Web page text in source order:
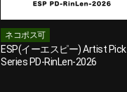
ネコポス可
ESP(イーエスピー) Artist Pick
Series PD-RinLen-2026